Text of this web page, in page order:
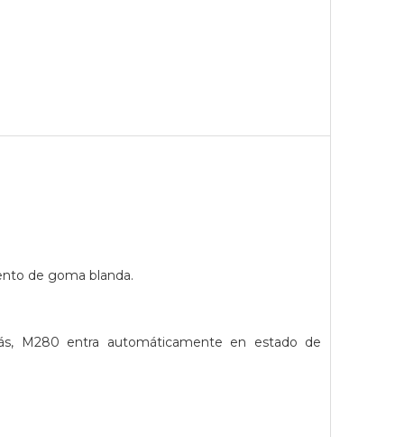
de goma blanda.
M280 entra automáticamente en estado de